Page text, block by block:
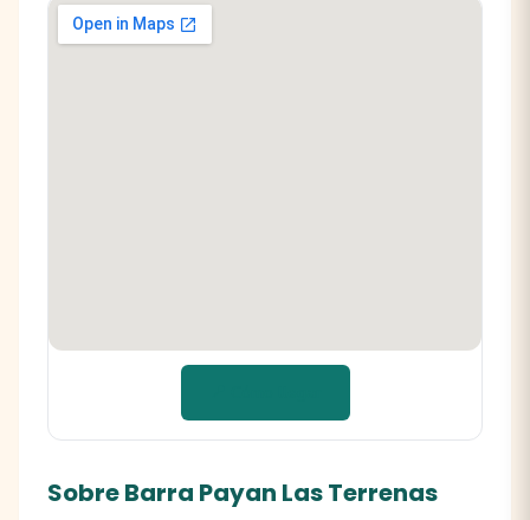
Sobre Barra Payan Las Terrenas